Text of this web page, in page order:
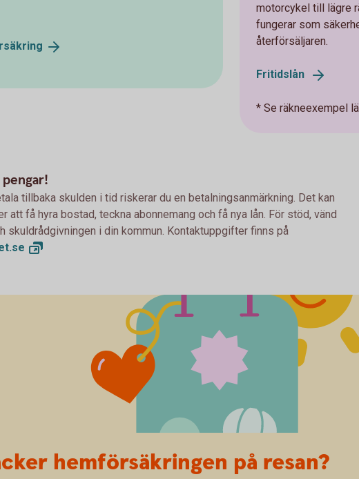
motorcykel till lägre
fungerar som
återförsäljaren.
Fritidslån
* Se räkneexempel
tillbaka skulden i tid riskerar du en betalningsanmärkning. Det kan
att få hyra bostad, teckna abonnemang och få nya lån. För stöd, vänd
skuldrådgivningen i din kommun. Kontaktuppgifter finns på
se
hemförsäkringen på resan?